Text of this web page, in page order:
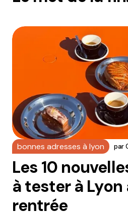
bonnes adresses à lyon par
Les 10
à tester à Lyon
rentrée